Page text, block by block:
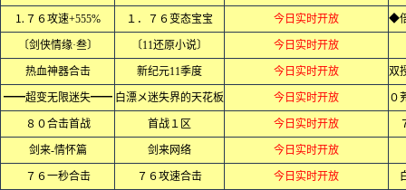
⒈７６攻速+555% １．７６变态宝宝 今日实时开放
〔剑侠情缘·叁〕 〔11还原小说〕 今日实时开放
热血神器合击 新纪元11季度 今日实时开放
━━超变无限迷失━━ 白漂メ迷失界的天花板 今日实时开放
８０合击首战 首战１区 今日实时开放
剑来-情怀篇 剑来网络 今日实时开放
７６一秒合击 ７６攻速合击 今日实时开放